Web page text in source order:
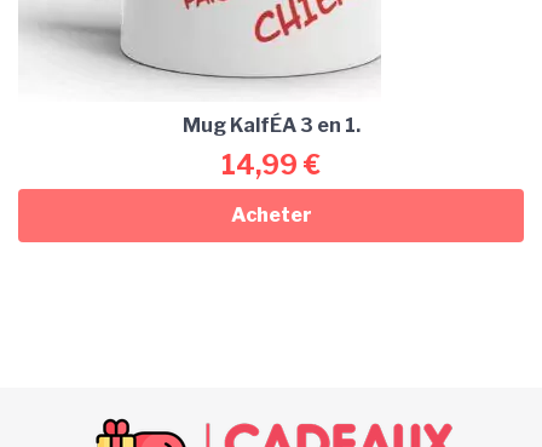
Mug KalfÉA 3 en 1.
14,99 €
Acheter